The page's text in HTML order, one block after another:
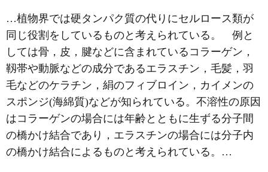
…植物界では硬タンパク質の代りにセルロース類が
同じ役割をしているものと考えられている。 例と
しては骨，皮，腱などに含まれている コラーゲン ，
靱帯や動脈などの成分であるエラスチン ，毛髪，羽
毛などのケラチン ，絹のフィブロイン ，カイメンの
スポンジ(海綿質)などが知られている。不溶性の原因
はコラーゲンの場合には年齢とともに生ずる分子間
の橋かけ結合であり，エラスチンの場合には分子内
の橋かけ結合によるものと考えられている。…